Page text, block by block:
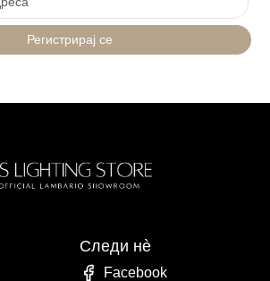
Регистрирај се
Следи нè
Facebook